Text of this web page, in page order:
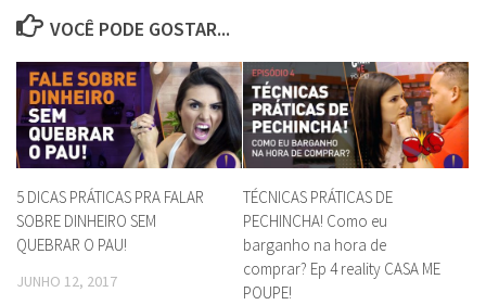
VOCÊ PODE GOSTAR...
5 DICAS PRÁTICAS PRA FALAR
SOBRE DINHEIRO SEM
QUEBRAR O PAU!
JUNHO 12, 2017
TÉCNICAS PRÁTICAS DE
PECHINCHA! Como eu
barganho na hora de
comprar? Ep 4 reality CASA ME
POUPE!